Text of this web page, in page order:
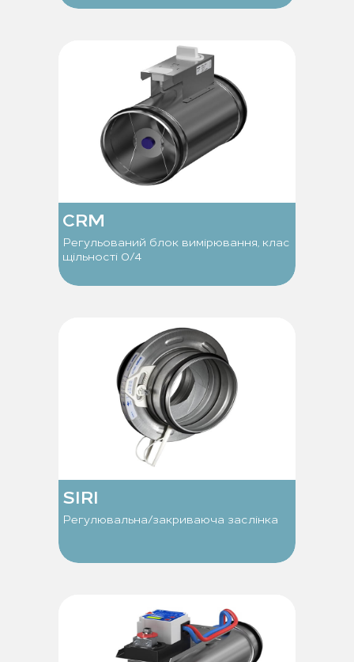
CRM
Регульований блок вимірювання, клас
щільності 0/4
SIRI
Регулювальна/закриваюча заслінка